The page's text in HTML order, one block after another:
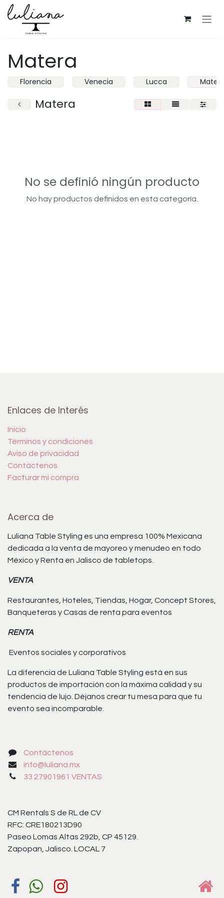
Ir al contenido
Matera
Florencia Venecia Lucca
Matera
No se definió ningún producto
No hay productos definidos en esta categoría.
Enlaces de Interés
Inicio
Términos y condiciones
Aviso de privacidad
Contáctenos
Facturar mi compra
Acerca de
Luliana Table Styling es una empresa 100% Mexicana
dedicada a la venta de mayoreo y menudeo en todo
México y Renta en Jalisco de tabletops.
VENTA
Restaurantes, Hoteles, Tiendas, Hogar, Concept Stores,
Banqueteras y Casas de renta para eventos
RENTA
Eventos sociales y corporativos
La diferencia de Luliana Table Styling está en sus
productos de importación con la máxima calidad y su
tendencia de lujo. Déjanos crear tu mesa para que tu
evento sea incomparable.
Contáctenos
info@luliana.mx
33 27901961 VENTAS
CM Rentals S de RL de CV
RFC: CRE180213D90
Paseo Lomas Altas 292b, CP 45129.
Zapopan, Jalisco. LOCAL 7